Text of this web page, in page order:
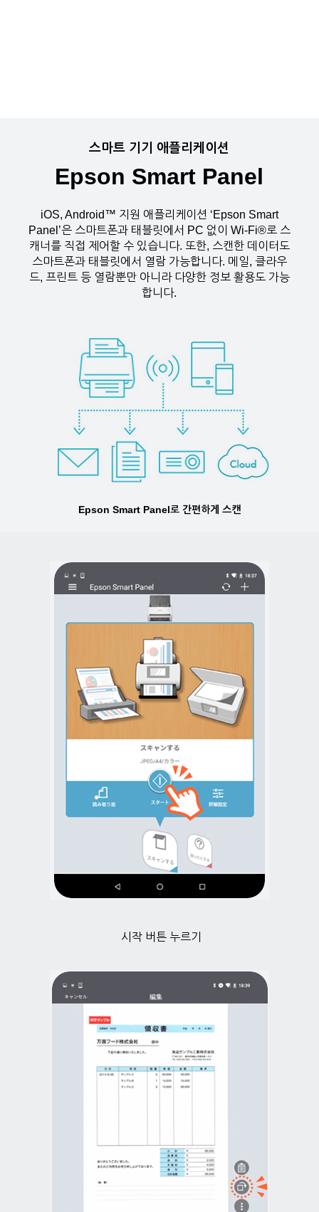
스마트 기기 애플리케이션
Epson Smart Panel
iOS, Android™ 지원 애플리케이션 ‘Epson Smart
Panel’은 스마트폰과 태블릿에서 PC 없이 Wi-Fi®로 스
캐너를 직접 제어할 수 있습니다. 또한, 스캔한 데이터도
스마트폰과 태블릿에서 열람 가능합니다. 메일, 클라우
드, 프린트 등 열람뿐만 아니라 다양한 정보 활용도 가능
합니다.
Epson Smart Panel로 간편하게 스캔
시작 버튼 누르기